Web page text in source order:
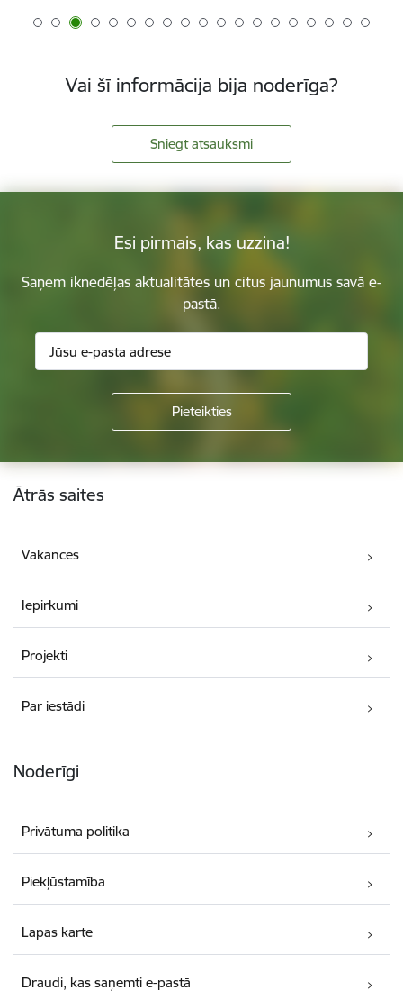
Vai šī informācija bija noderīga?
Sniegt atsauksmi
Esi pirmais, kas uzzina!
Saņem iknedēļas aktualitātes un citus jaunumus savā e-
pastā.
Kājene
Ātrās saites
Vakances
Iepirkumi
Projekti
Par iestādi
Noderīgi
Privātuma politika
Piekļūstamība
Lapas karte
Draudi, kas saņemti e-pastā